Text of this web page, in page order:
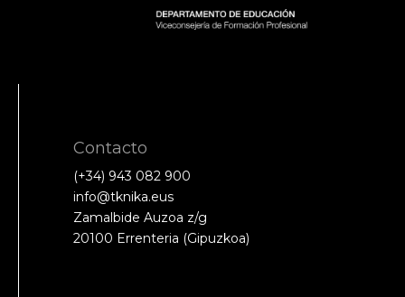
Contacto
(+34) 943 082 900
info@tknika.eus
Zamalbide Auzoa z/g
20100 Errenteria (Gipuzkoa)